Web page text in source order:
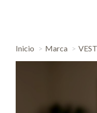
Inicio Marca